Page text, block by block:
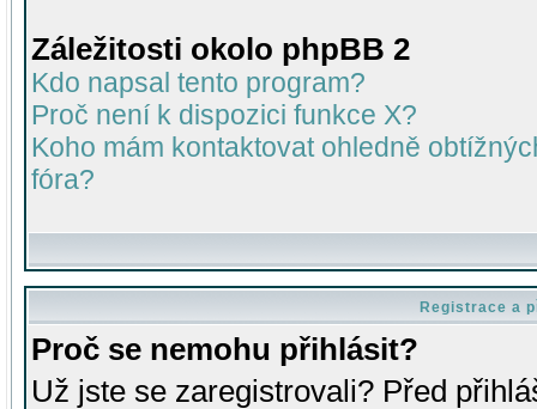
Záležitosti okolo phpBB 2
Kdo napsal tento program?
Proč není k dispozici funkce X?
Koho mám kontaktovat ohledně
fóra?
Registrace a
Proč se nemohu přihlásit?
Už jste se zaregistrovali? Před